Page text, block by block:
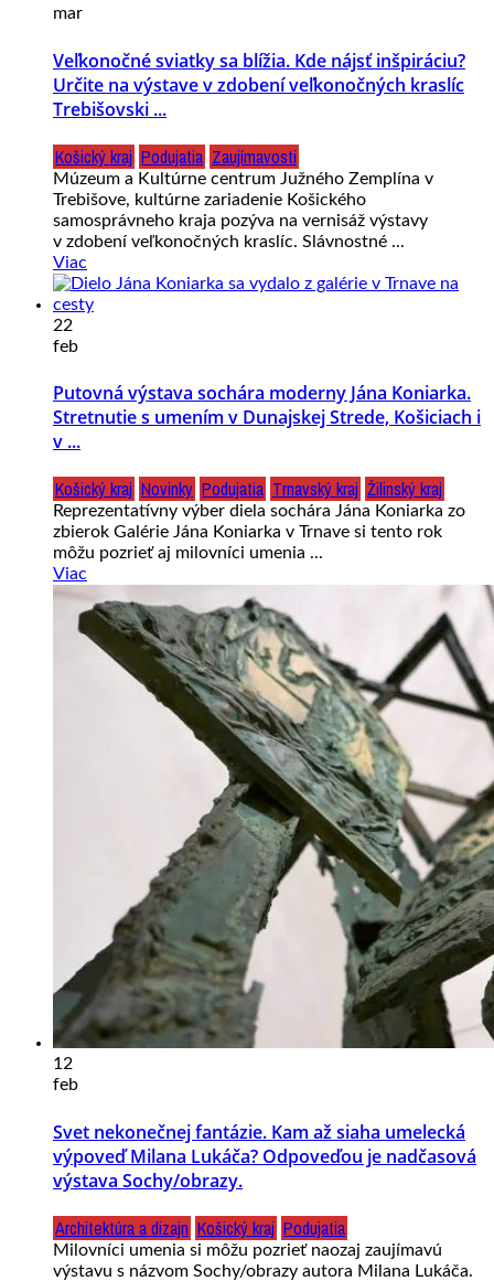
mar
Veľkonočné sviatky sa blížia. Kde nájsť inšpiráciu?
Určite na výstave v zdobení veľkonočných kraslíc
Trebišovski ...
Košický kraj Podujatia Zaujímavosti
Múzeum a Kultúrne centrum Južného Zemplína v
Trebišove, kultúrne zariadenie Košického
samosprávneho kraja pozýva na vernisáž výstavy
v zdobení veľkonočných kraslíc. Slávnostné ...
Viac
22
feb
Putovná výstava sochára moderny Jána Koniarka.
Stretnutie s umením v Dunajskej Strede, Košiciach i
v ...
Košický kraj Novinky Podujatia Trnavský kraj Žilinský kraj
Reprezentatívny výber diela sochára Jána Koniarka zo
zbierok Galérie Jána Koniarka v Trnave si tento rok
môžu pozrieť aj milovníci umenia ...
Viac
12
feb
Svet nekonečnej fantázie. Kam až siaha umelecká
výpoveď Milana Lukáča? Odpoveďou je nadčasová
výstava Sochy/obrazy.
Architektúra a dizajn Košický kraj Podujatia
Milovníci umenia si môžu pozrieť naozaj zaujímavú
výstavu s názvom Sochy/obrazy autora Milana Lukáča.